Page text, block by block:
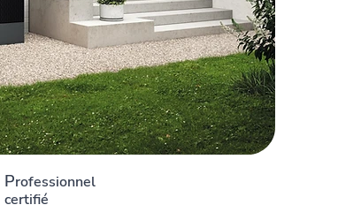
Professionnel
certifié